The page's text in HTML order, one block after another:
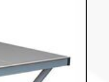
Medien